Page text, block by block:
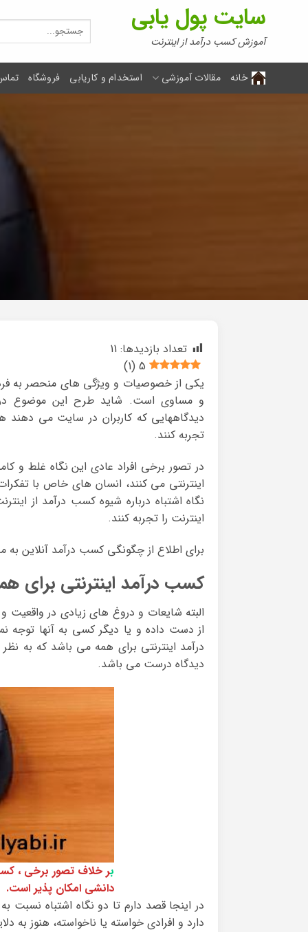
سایت پول یابی
آموزش کسب درآمد از اینترنت
جستجو
برای:
خانه مقالات آموزشی استخدام و کاریابی فروشگاه
تعداد بازدیدها: 11
5
(
1
)
یکی از خصوصیات و ویژگی های منحصر به
و مساوی است. شاید طرح این موضوع در
دیدگاههایی که کاربران در سایت می دهند
تجربه کنند.
در تصور برخی افراد عادی این نگاه غلط و
اینترنتی می کنند، انسان های خاص با
نگاه اشتباه درباره شیوه کسب درآمد از
اینترنت را تجربه کنند.
برای اطلاع از چگونگی کسب درآمد آنلاین به
کسب درآمد اینترنتی برای
البته شایعات و دروغ های زیادی در
از دست داده و یا دیگر کسی به آنها توجه
درآمد اینترنتی برای همه می باشد که به
دیدگاه درست می باشد.
بر خلاف تصور برخی ،
دانشی امکان پذیر است.
در اینجا قصد دارم تا دو نگاه اشتباه نسبت
دارد و افرادی خواسته یا ناخواسته، هنوز به